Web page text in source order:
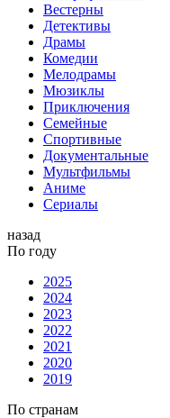
Вестерны
Детективы
Драмы
Комедии
Мелодрамы
Мюзиклы
Приключения
Семейные
Спортивные
Документальные
Мультфильмы
Аниме
Сериалы
назад
По году
2025
2024
2023
2022
2021
2020
2019
По странам